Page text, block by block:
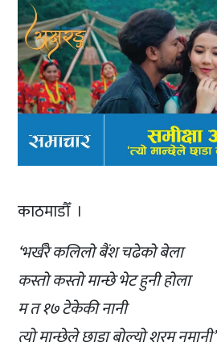
काठमाडौँ ।
‘भर्खरै कलिलो बैंश चढेको बेला
कस्तो कस्तो मान्छे भेट हुनी होला
म त १७ टेकेकी नानी
त्यो मान्छेले छाडा बोल्यो शरम नमानी’